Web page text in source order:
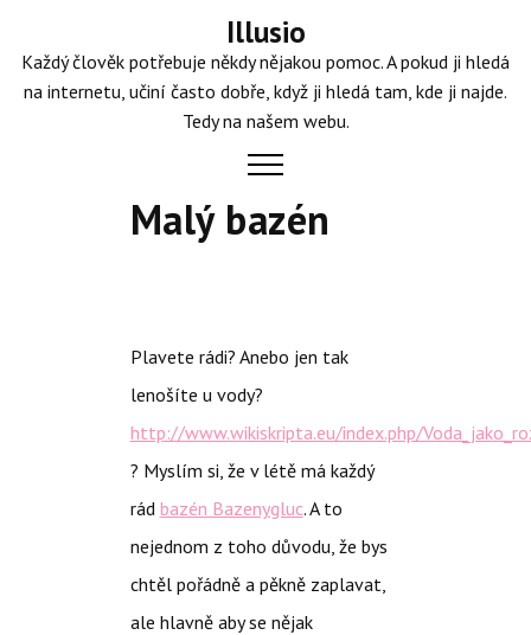
content
Illusio
Každý člověk potřebuje někdy nějakou pomoc. A pokud ji hledá
na internetu, učiní často dobře, když ji hledá tam, kde ji najde.
Tedy na našem webu.
Malý bazén
Plavete rádi? Anebo jen tak
lenošíte u vody?
http://www.wikiskripta.eu/index.php/
? Myslím si, že v létě má každý
rád bazén Bazenygluc. A to
nejednom z toho důvodu, že bys
chtěl pořádně a pěkně zaplavat,
ale hlavně aby se nějak